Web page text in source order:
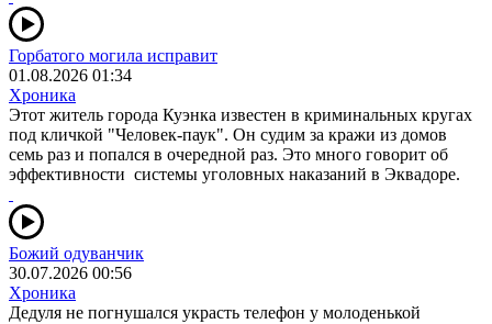
Горбатого могила исправит
01.08.2026 01:34
Хроника
Этот житель города Куэнка известен в криминальных кругах
под кличкой "Человек-паук". Он судим за кражи из домов
семь раз и попался в очередной раз. Это много говорит об
эффективности системы уголовных наказаний в Эквадоре.
Божий одуванчик
30.07.2026 00:56
Хроника
Дедуля не погнушался украсть телефон у молоденькой